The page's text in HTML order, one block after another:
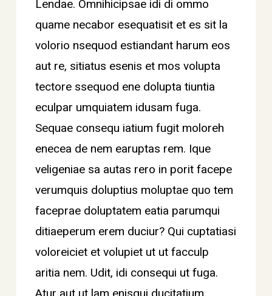
Lendae. Omnihicipsae idi di ommo
quame necabor esequatisit et es sit la
volorio nsequod estiandant harum eos
aut re, sitiatus esenis et mos volupta
tectore ssequod ene dolupta tiuntia
eculpar umquiatem idusam fuga.
Sequae consequ iatium fugit moloreh
enecea de nem earuptas rem. Ique
veligeniae sa autas rero in porit facepe
verumquis doluptius moluptae quo tem
faceprae doluptatem eatia parumqui
ditiaeperum erem duciur? Qui cuptatiasi
voloreiciet et volupiet ut ut facculp
aritia nem. Udit, idi consequi ut fuga.